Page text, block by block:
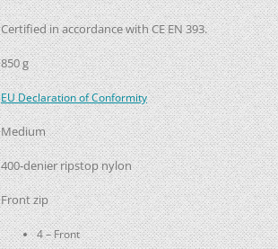
Certified in accordance with CE EN 393.
850 g
EU Declaration of Conformity
Medium
400-denier ripstop nylon
Front zip
4 – Front